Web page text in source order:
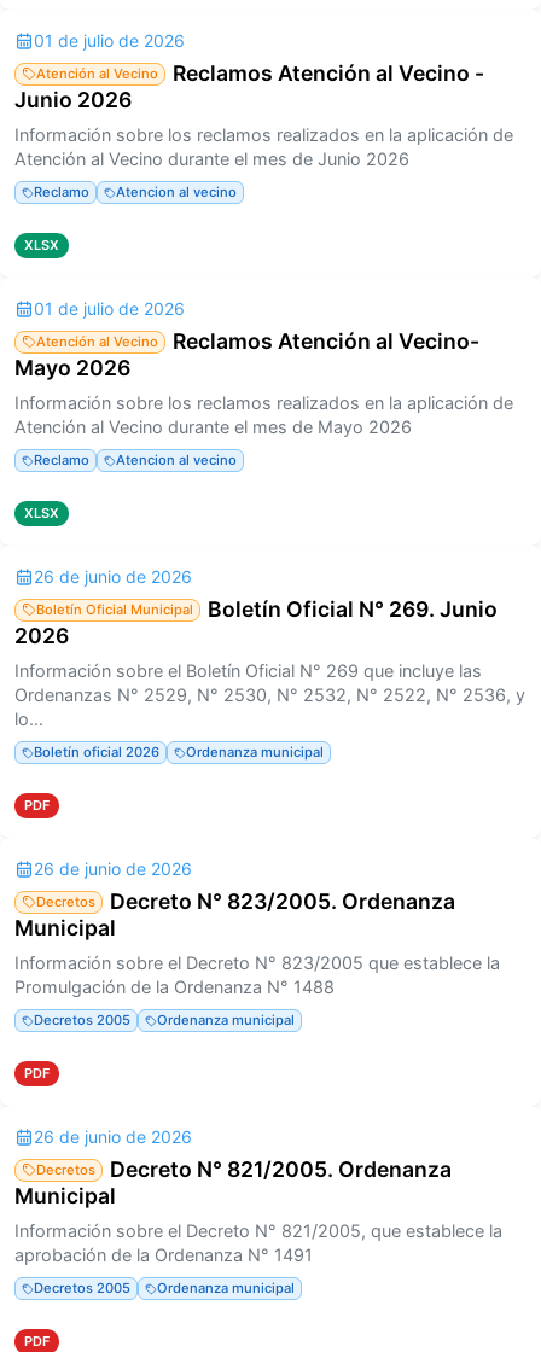
01 de julio de 2026
Atención al Vecino
Reclamos Atención al Vecino -
Junio 2026
Información sobre los reclamos realizados en la aplicación de
Atención al Vecino durante el mes de Junio 2026
Reclamo Atencion al vecino
XLSX
01 de julio de 2026
Atención al Vecino
Reclamos Atención al Vecino-
Mayo 2026
Información sobre los reclamos realizados en la aplicación de
Atención al Vecino durante el mes de Mayo 2026
Reclamo Atencion al vecino
XLSX
26 de junio de 2026
Boletín Oficial Municipal
Boletín Oficial N° 269. Junio
2026
Información sobre el Boletín Oficial N° 269 que incluye las
Ordenanzas N° 2529, N° 2530, N° 2532, N° 2522, N° 2536, y
lo...
Boletín oficial 2026 Ordenanza municipal
PDF
26 de junio de 2026
Decretos
Decreto N° 823/2005. Ordenanza
Municipal
Información sobre el Decreto N° 823/2005 que establece la
Promulgación de la Ordenanza N° 1488
Decretos 2005 Ordenanza municipal
PDF
26 de junio de 2026
Decretos
Decreto N° 821/2005. Ordenanza
Municipal
Información sobre el Decreto N° 821/2005, que establece la
aprobación de la Ordenanza N° 1491
Decretos 2005 Ordenanza municipal
PDF